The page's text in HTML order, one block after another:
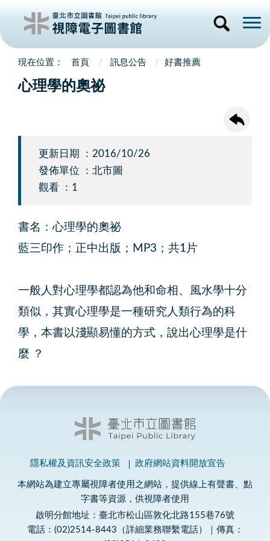
首頁 訊息公告 好書推薦
心理學的奧祕
更新日期 ：2016/10/26
發佈單位 ：北市圖
觀看 ：1
書名：心理學的奧祕
藍三印作；正中出版；MP3；共1片
一般人對心理學都認為他和命相、風水學十分
類似，其實心理學是一種研究人類行為的科
學，本書以淺顯易懂的方式，說出心理學是什
麼 ？
隱私權及資訊安全政策 政府網站資料開放宣告
本網站為建立專屬視障者使用之網站，提供線上有聲書、點
字書等資源，供視障者使用
啟明分館地址：臺北市松山區敦化北路155巷76號
電話：(02)2514-8443（詳細業務聯繫電話）｜傳真：